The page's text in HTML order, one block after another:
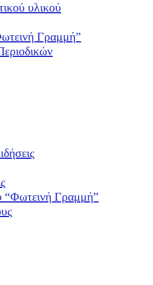
υλικού
Γραμμή”
“Φωτεινή Γραμμή”